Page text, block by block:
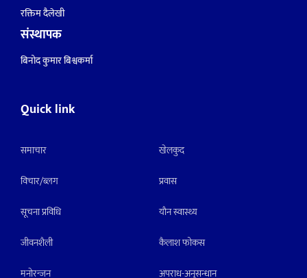
रक्तिम दैलेखी
संस्थापक
बिनोद कुमार बिश्वकर्मा
Quick link
समाचार
विचार/ब्लग
सूचना प्रविधि
जीवनशैली
मनाेरन्जन
खेलकुद
प्रवास
याैन स्वास्थ्य
कैलाश फोकस
अपराध-अनुसन्धान